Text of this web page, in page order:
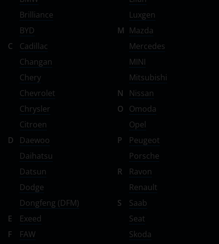
ВАЗ (LADA)
ГАЗ
ЗАЗ
ТагАЗ
УАЗ
Brilliance
BYD
C
Cadillac
Changan
Chery
Chevrolet
Chrysler
Citroen
D
Daewoo
Daihatsu
Datsun
Dodge
Dongfeng (DFM)
E
Exeed
F
FAW
Luxgen
M Mazda
Mercedes
MINI
Mitsubishi
N
Nissan
O
Omoda
Opel
P
Peugeot
Porsche
R
Ravon
Renault
S
Saab
Seat
Skoda